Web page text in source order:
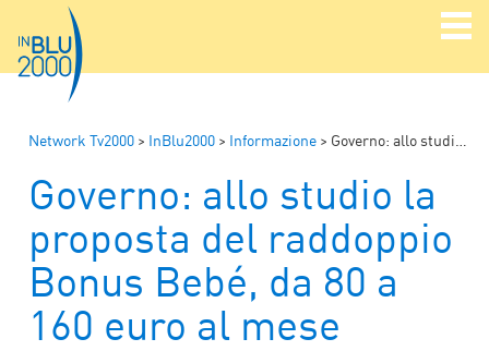
Network Tv2000 > InBlu2000 > Informazione > Governo: allo studio la proposta del raddoppio Bonus Bebé, da 80 a 160 euro al mese
Governo: allo studio la
proposta del raddoppio
Bonus Bebé, da 80 a
160 euro al mese